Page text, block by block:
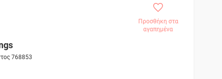
Προσθήκη στα
αγαπημένα
768853